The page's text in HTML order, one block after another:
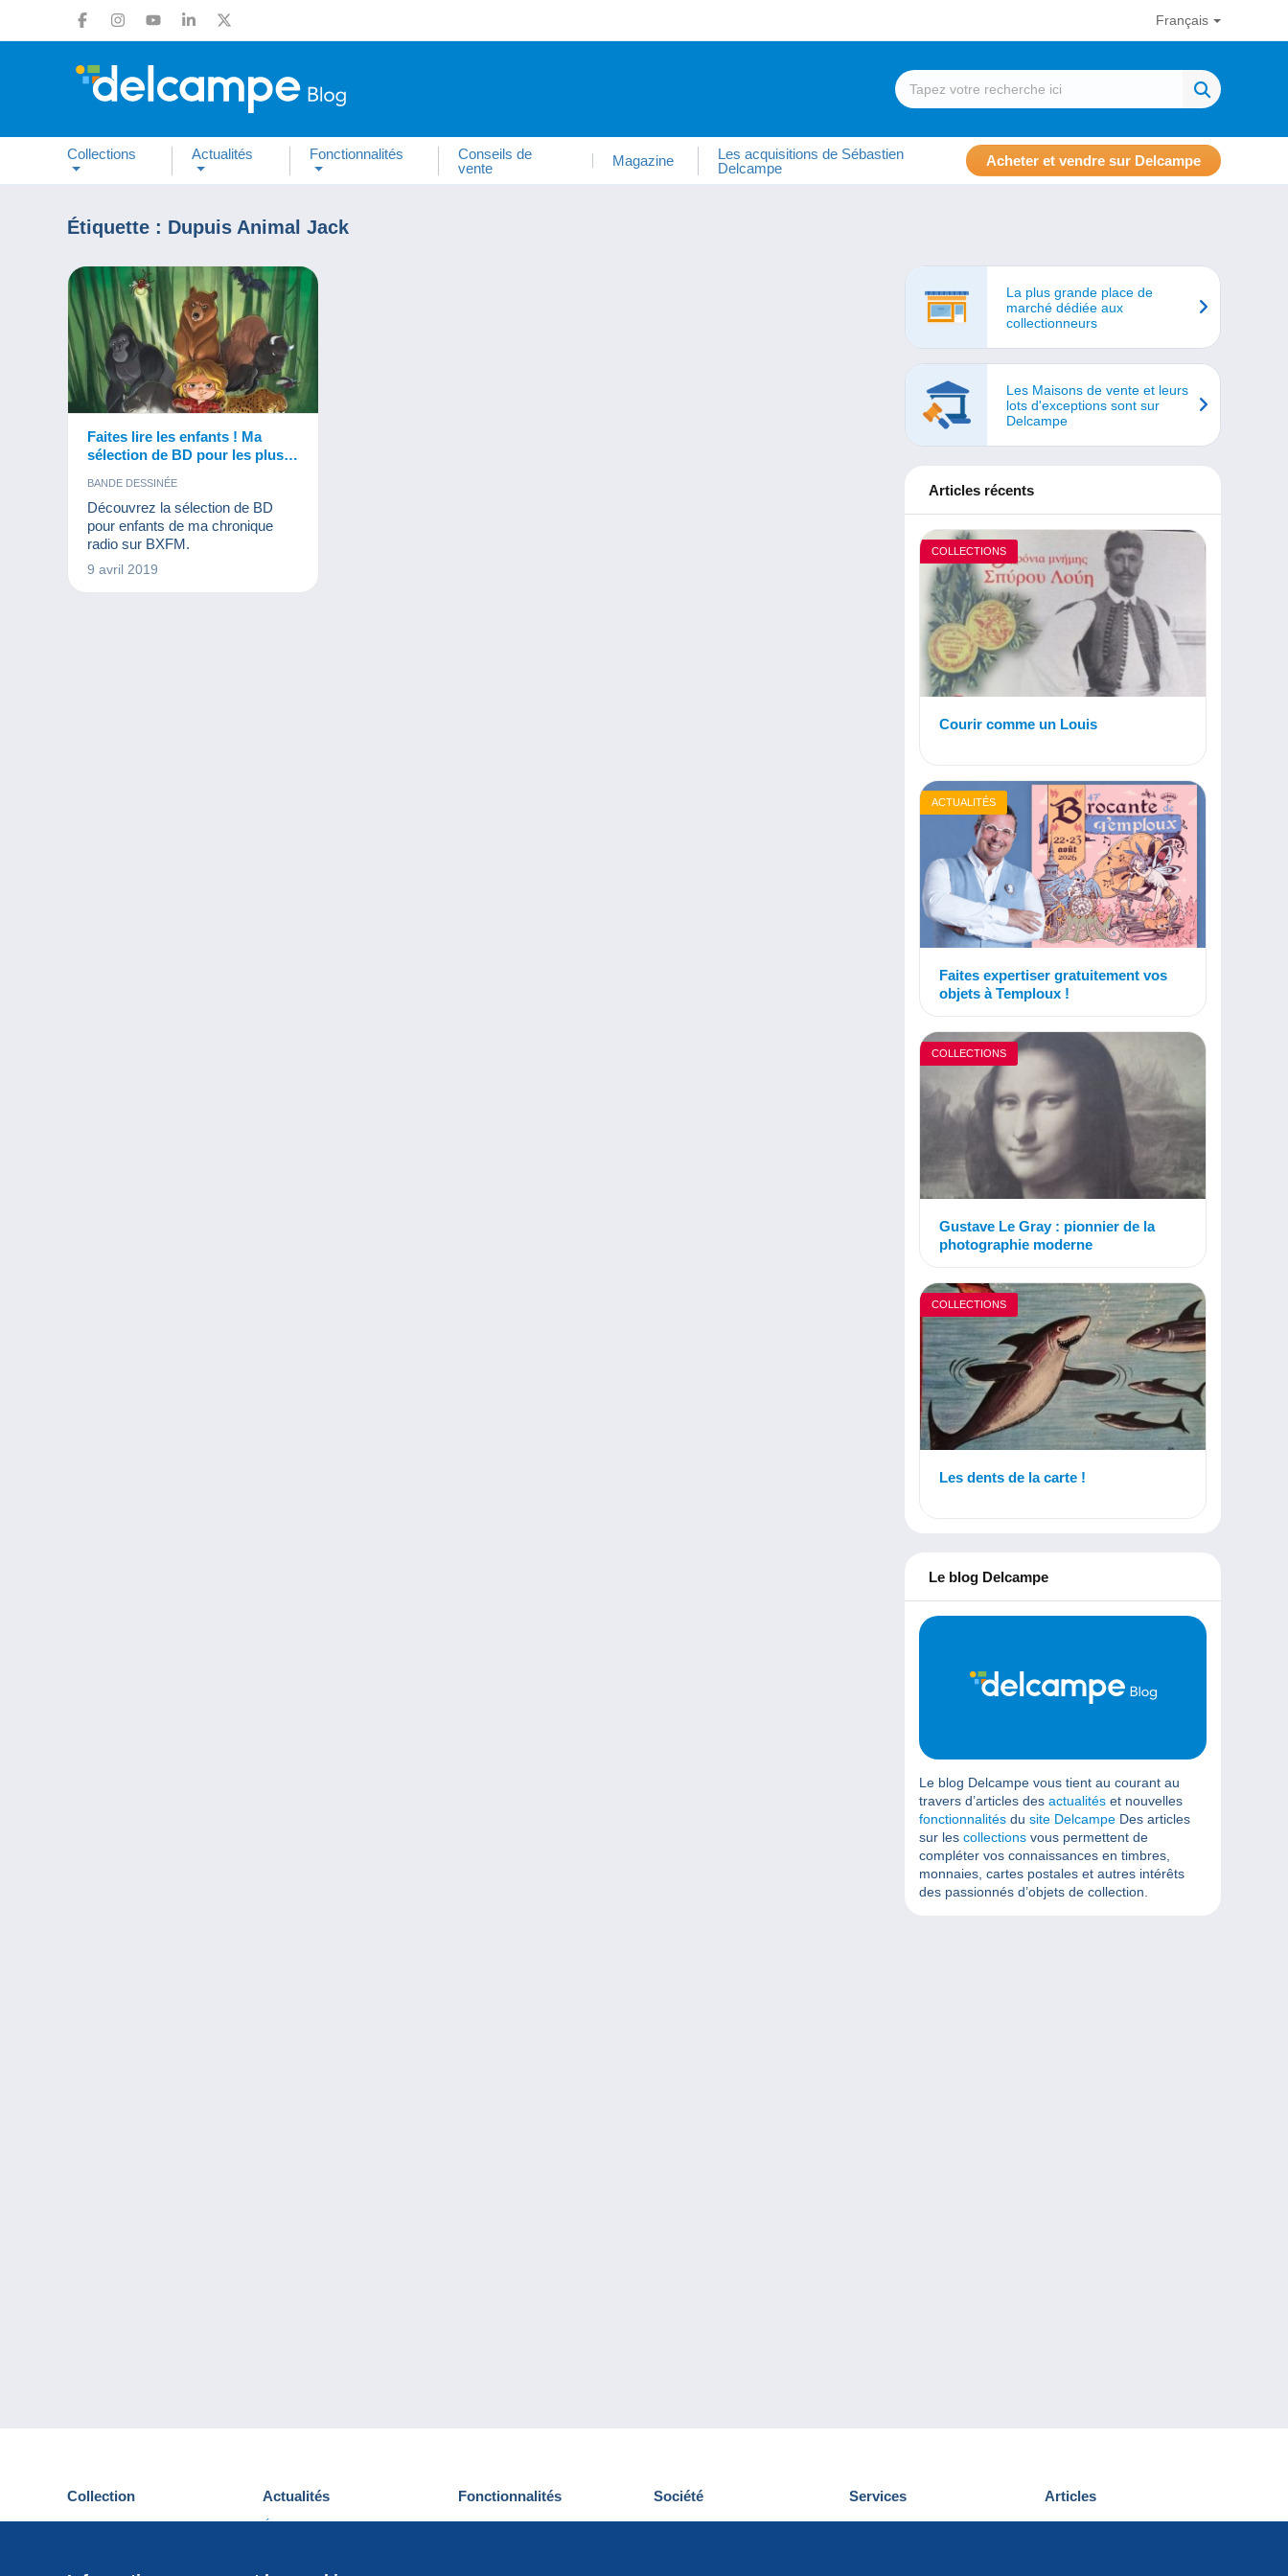
Français
Collections Actualités Fonctionnalités
Conseils de
vente
Magazine
Les acquisitions de Sébastien
Delcampe
Acheter et vendre sur Delcampe
Étiquette : Dupuis Animal Jack
Faites lire les enfants ! Ma
sélection de BD pour les plus
BANDE DESSINÉE
Découvrez la sélection de BD
pour enfants de ma chronique
radio sur BXFM.
9 avril 2019
La plus grande place de
marché dédiée aux
collectionneurs
Les Maisons de vente et leurs
lots d'exceptions sont sur
Delcampe
Articles récents
COLLECTIONS
Courir comme un Louis
ACTUALITÉS
Faites expertiser gratuitement vos
objets à Temploux !
COLLECTIONS
Gustave Le Gray : pionnier de la
photographie moderne
COLLECTIONS
Les dents de la carte !
Le blog Delcampe
Le blog Delcampe vous tient au courant au
travers d’articles des actualités et nouvelles
fonctionnalités du site Delcampe Des articles
sur les collections vous permettent de
compléter vos connaissances en timbres,
monnaies, cartes postales et autres intérêts
des passionnés d’objets de collection.
Collection
Cartes postales
Actualités
Événements Delcampe
Fonctionnalités
Nouveautés
Société
Qui sommes-nous
Services
Découvrir Delcampe
Articles